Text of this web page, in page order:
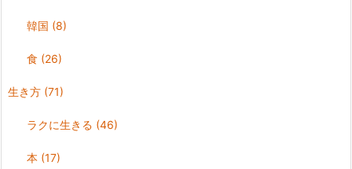
韓国 (8)
食 (26)
生き方 (71)
ラクに生きる (46)
本 (17)